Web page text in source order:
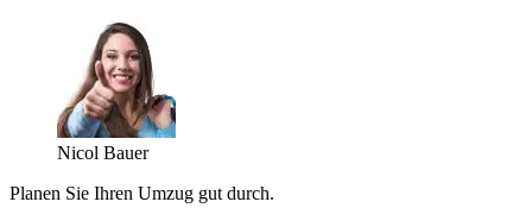
Nicol Bauer
Planen Sie Ihren Umzug gut durch.